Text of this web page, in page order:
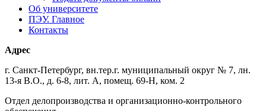
Об университете
ПЭУ. Главное
Контакты
Адрес
г. Санкт-Петербург, вн.тер.г. муниципальный округ № 7, лн.
13-я В.О., д. 6-8, лит. А, помещ. 69-Н, ком. 2
Отдел делопроизводства и организационно-контрольного